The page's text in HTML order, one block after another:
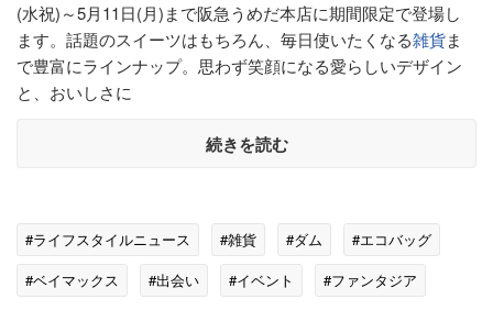
(水祝)～5月11日(月)まで阪急うめだ本店に期間限定で登場し
ます。話題のスイーツはもちろん、毎日使いたくなる雑貨ま
で豊富にラインナップ。思わず笑顔になる愛らしいデザイン
と、おいしさに
続きを読む
#ライフスタイルニュース #雑貨 #ダム
#エコバッグ
#ベイマックス
#出会い #イベント #ファンタジア